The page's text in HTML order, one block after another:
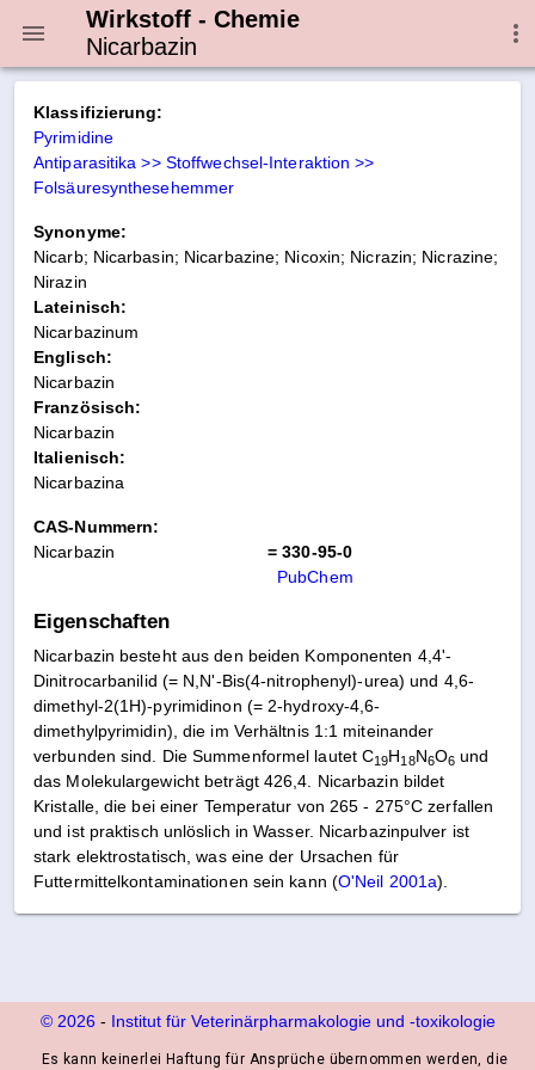
Wirkstoff - Chemie
Nicarbazin
Klassifizierung:
Pyrimidine
Antiparasitika >> Stoffwechsel-Interaktion >>
Folsäuresynthesehemmer
Synonyme:
Nicarb; Nicarbasin; Nicarbazine; Nicoxin; Nicrazin; Nicrazine;
Nirazin
Lateinisch:
Nicarbazinum
Englisch:
Nicarbazin
Französisch:
Nicarbazin
Italienisch:
Nicarbazina
CAS-Nummern:
Nicarbazin
= 330-95-0
PubChem
Eigenschaften
Nicarbazin besteht aus den beiden Komponenten 4,4'-
Dinitrocarbanilid (= N,N'-Bis(4-nitrophenyl)-urea) und 4,6-
dimethyl-2(1H)-pyrimidinon (= 2-hydroxy-4,6-
dimethylpyrimidin), die im Verhältnis 1:1 miteinander
verbunden sind. Die Summenformel lautet C19H18N6O6 und
das Molekulargewicht beträgt 426,4. Nicarbazin bildet
Kristalle, die bei einer Temperatur von 265 - 275°C zerfallen
und ist praktisch unlöslich in Wasser. Nicarbazinpulver ist
stark elektrostatisch, was eine der Ursachen für
Futtermittelkontaminationen sein kann (O'Neil 2001a).
© 2026- Institut für Veterinärpharmakologie und ‑toxikologie
Es kann keinerlei Haftung für Ansprüche übernommen werden, die